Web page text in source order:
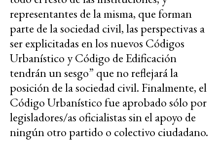
representantes de la misma, que forman
parte de la sociedad civil, las perspectivas a
ser explicitadas en los nuevos Códigos
Urbanístico y Código de Edificación
tendrán un sesgo” que no reflejará la
posición de la sociedad civil. Finalmente, el
Código Urbanístico fue aprobado sólo por
legisladores/as oficialistas sin el apoyo de
ningún otro partido o colectivo ciudadano.